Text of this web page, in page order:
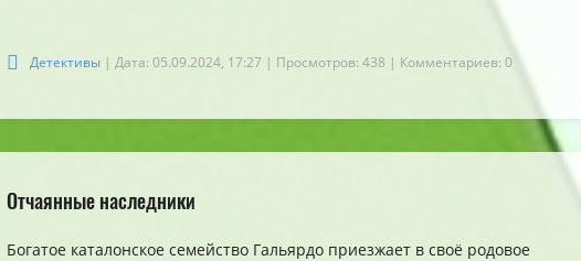
Детективы | Дата: 05.09.2024, 17:27 | Просмотров: 438 | Комментариев: 0
Отчаянные наследники
Богатое каталонское семейство Гальярдо приезжает в своё родовое